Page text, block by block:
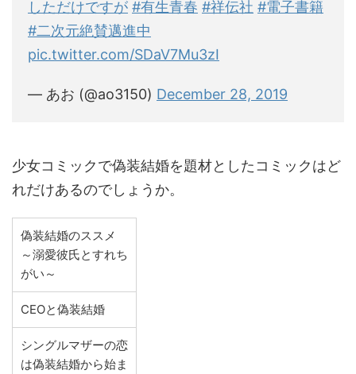
しただけですが #有生青春 #祥伝社 #電子書籍
#二次元絶賛邁進中
pic.twitter.com/SDaV7Mu3zI
— あお (@ao3150) December 28, 2019
少女コミックで偽装結婚を題材としたコミックはど
れだけあるのでしょうか。
偽装結婚のススメ
～溺愛彼氏とすれち
がい～
CEOと偽装結婚
シングルマザーの恋
は偽装結婚から始ま